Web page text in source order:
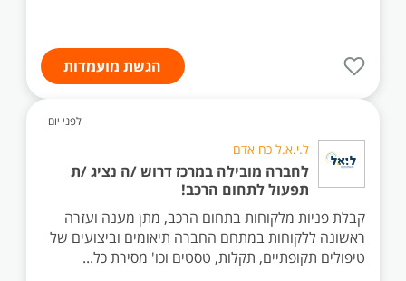
הגשת מועמדות
לפני יום
ל.י.א.ל כח אדם
לחברה מובילה במרכז דרוש /ה נציג /ת
תפעול לתחום הרכב!
קבלת פניות מלקוחות בתחום הרכב, מתן מענה ועזרה
ראשונה ללקוחות במתחם החברה תיאומים וביצועים של
טיפולים תקופתיים, תקלות, טסטים וכו' מסירת כל...